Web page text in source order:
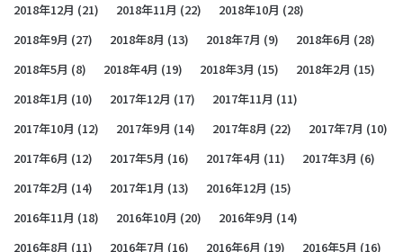
2018年12月 (21) 2018年11月 (22) 2018年10月 (28)
2018年9月 (27) 2018年8月 (13) 2018年7月 (9) 2018年6月 (28)
2018年5月 (8) 2018年4月 (19) 2018年3月 (15) 2018年2月 (15)
2018年1月 (10) 2017年12月 (17) 2017年11月 (11)
2017年10月 (12) 2017年9月 (14) 2017年8月 (22) 2017年7月 (10)
2017年6月 (12) 2017年5月 (16) 2017年4月 (11) 2017年3月 (6)
2017年2月 (14) 2017年1月 (13) 2016年12月 (15)
2016年11月 (18) 2016年10月 (20) 2016年9月 (14)
2016年8月 (11) 2016年7月 (16) 2016年6月 (19) 2016年5月 (16)